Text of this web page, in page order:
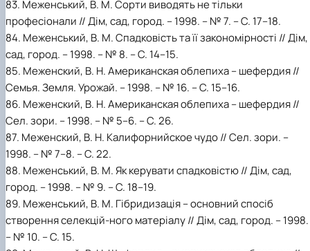
83. Меженський, В. М. Сорти виводять не тільки
професіонали // Дім, сад, город. – 1998. – № 7. – С. 17–18.
84. Меженський, В. М. Спадковість та її закономірності // Дім,
сад, город. – 1998. – № 8. – С. 14–15.
85. Меженский, В. Н. Aмериканская облепиха – шефердия //
Семья. Земля. Урожай. – 1998. – № 16. – С. 15–16.
86. Меженский, В. Н. Американская облепиха – шефердия //
Сел. зори. – 1998. – № 5–6. – С. 26.
87. Меженский, В. Н. Калифорнийское чудо // Сел. зори. –
1998. – № 7–8. – С. 22.
88. Меженський, В. М. Як керувати спадковістю // Дім, сад,
город. – 1998. – № 9. – С. 18–19.
89. Меженський, В. М. Гібридизація – основний спосіб
створення селекцій-ного матеріалу // Дім, сад, город. – 1998.
– № 10. – С. 15.